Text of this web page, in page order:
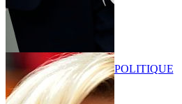
POLITIQUE